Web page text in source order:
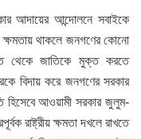
আদায়ের আন্দোলনে সবাইকে
ক্ষমতায় থাকলে জনগণের কোনো
থেকে জাতিকে মুক্ত করতে
বিদায় করে জনগণের সরকার
হিসেবে আওয়ামী সরকার জুলুম-
রাষ্ট্রীয় ক্ষমতা দখলে রাখতে